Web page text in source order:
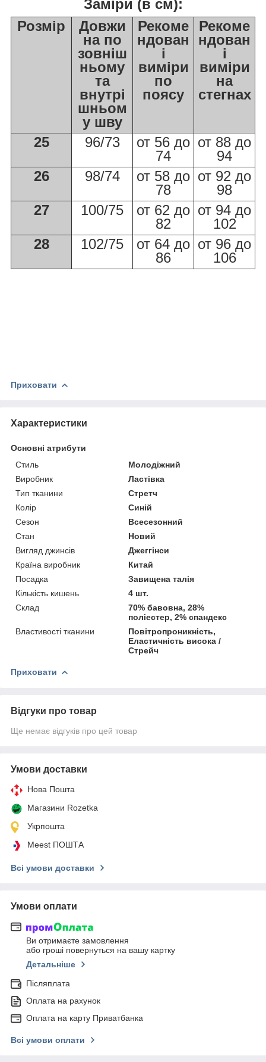
Заміри (в см):
Розмір
Довжи
на по
зовніш
ньому
та
внутрі
шньом
у шву
Рекоме
ндован
і
виміри
по
поясу
Рекоме
ндован
і
виміри
на
стегнах
25 96/73
от 56 до
74
от 88 до
94
26
98/74
от 58 до
78
от 92 до
98
27
100/75
от 62 до
82
от 94 до
102
28
102/75
от 64 до
86
от 96 до
106
Приховати
Характеристики
Основні атрибути
Стиль
Молодіжний
Виробник
Ластівка
Тип тканини
Стретч
Колір
Синій
Сезон
Всесезонний
Стан
Новий
Вигляд джинсів
Джеггінси
Країна виробник
Китай
Посадка
Завищена талія
Кількість кишень
4 шт.
Склад
70% бавовна, 28%
поліестер, 2% спандекс
Властивості тканини
Повітропроникність,
Еластичність висока /
Стрейч
Приховати
Відгуки про товар
Ще немає відгуків про цей товар
Умови доставки
Нова Пошта
Магазини Rozetka
Укрпошта
Meest ПОШТА
Всі умови доставки
Умови оплати
Ви отримаєте замовлення
або гроші повернуться на вашу картку
Детальніше
Післяплата
Оплата на рахунок
Оплата на карту Приватбанка
Всі умови оплати